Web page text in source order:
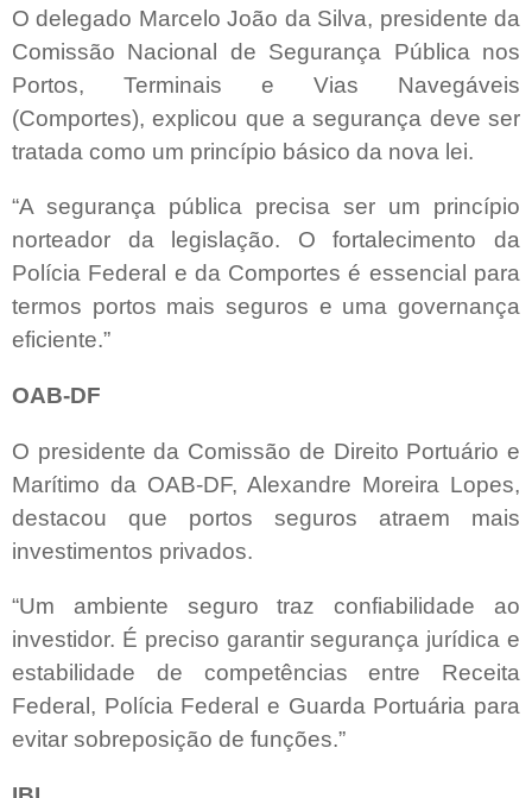
O delegado Marcelo João da Silva, presidente da
Comissão Nacional de Segurança Pública nos
Portos, Terminais e Vias Navegáveis
(Comportes), explicou que a segurança deve ser
tratada como um princípio básico da nova lei.
“A segurança pública precisa ser um princípio
norteador da legislação. O fortalecimento da
Polícia Federal e da Comportes é essencial para
termos portos mais seguros e uma governança
eficiente.”
OAB-DF
O presidente da Comissão de Direito Portuário e
Marítimo da OAB-DF, Alexandre Moreira Lopes,
destacou que portos seguros atraem mais
investimentos privados.
“Um ambiente seguro traz confiabilidade ao
investidor. É preciso garantir segurança jurídica e
estabilidade de competências entre Receita
Federal, Polícia Federal e Guarda Portuária para
evitar sobreposição de funções.”